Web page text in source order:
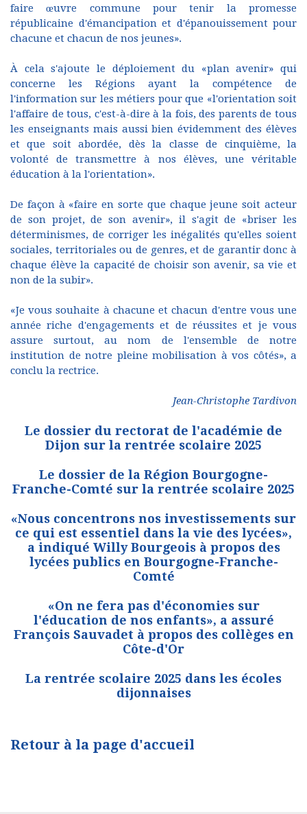
faire œuvre commune pour tenir la promesse
républicaine d'émancipation et d'épanouissement pour
chacune et chacun de nos jeunes».
À cela s'ajoute le déploiement du «plan avenir» qui
concerne les Régions ayant la compétence de
l'information sur les métiers pour que «l'orientation soit
l'affaire de tous, c'est-à-dire à la fois, des parents de tous
les enseignants mais aussi bien évidemment des élèves
et que soit abordée, dès la classe de cinquième, la
volonté de transmettre à nos élèves, une véritable
éducation à la l'orientation».
De façon à «faire en sorte que chaque jeune soit acteur
de son projet, de son avenir», il s'agit de «briser les
déterminismes, de corriger les inégalités qu'elles soient
sociales, territoriales ou de genres, et de garantir donc à
chaque élève la capacité de choisir son avenir, sa vie et
non de la subir».
«Je vous souhaite à chacune et chacun d'entre vous une
année riche d'engagements et de réussites et je vous
assure surtout, au nom de l'ensemble de notre
institution de notre pleine mobilisation à vos côtés», a
conclu la rectrice.
Jean-Christophe Tardivon
Le dossier du rectorat de l'académie de
Dijon sur la rentrée scolaire 2025
Le dossier de la Région Bourgogne-
Franche-Comté sur la rentrée scolaire 2025
«Nous concentrons nos investissements sur
ce qui est essentiel dans la vie des lycées»,
a indiqué Willy Bourgeois à propos des
lycées publics en Bourgogne-Franche-
Comté
«On ne fera pas d'économies sur
l'éducation de nos enfants», a assuré
François Sauvadet à propos des collèges en
Côte-d'Or
La rentrée scolaire 2025 dans les écoles
dijonnaises
Retour à la page d'accueil